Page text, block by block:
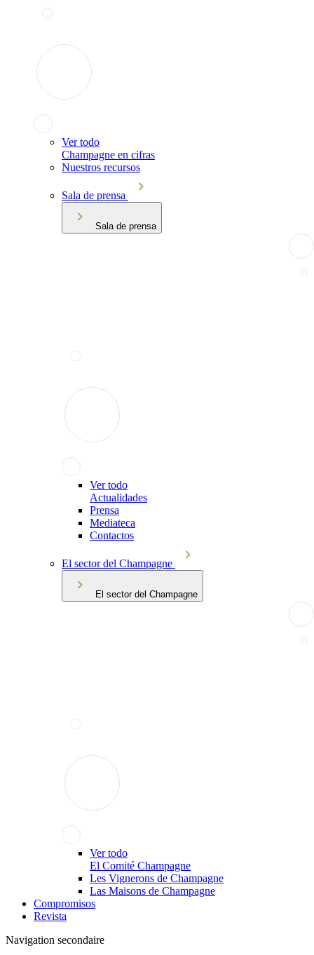
Ver todo
Champagne en cifras
Nuestros recursos
Sala de prensa
Sala de prensa
Ver todo
Actualidades
Prensa
Mediateca
Contactos
El sector del Champagne
El sector del Champagne
Ver todo
El Comité Champagne
Les Vignerons de Champagne
Las Maisons de Champagne
Compromisos
Revista
Navigation secondaire